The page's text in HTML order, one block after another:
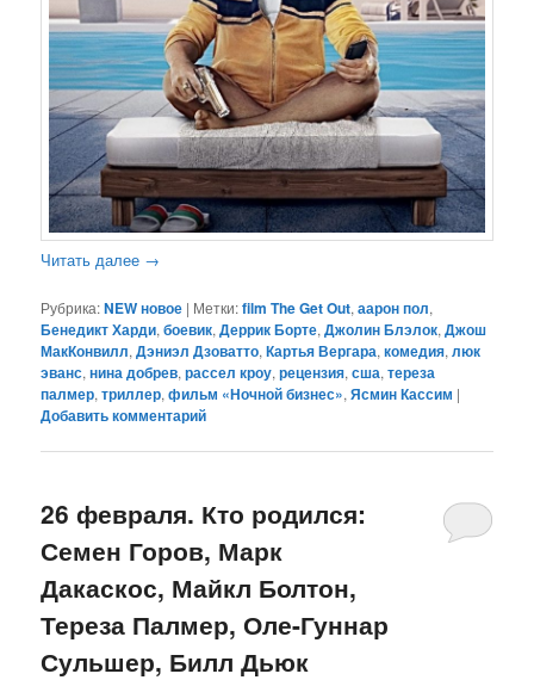
Читать далее →
Рубрика:NEW новое | Метки:film The Get Out,аарон пол,
Бенедикт Харди,боевик,Деррик Борте,Джолин Блэлок,Джош
МакКонвилл,Дэниэл Дзоватто,Картья Вергара,комедия,люк
эванс,нина добрев,рассел кроу,рецензия,сша,тереза
палмер,триллер,фильм «Ночной бизнес»,Ясмин Кассим |
Добавить комментарий
26 февраля. Кто родился:
Семен Горов, Марк
Дакаскос, Майкл Болтон,
Тереза Палмер, Оле-Гуннар
Сульшер, Билл Дьюк